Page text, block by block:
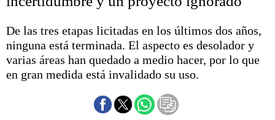
Opinión
Deportes
Escenario Olímpico
Liga del Sur
Básquetbol
Fútbol
Federal A
Aplausos
De las tres etapas licitadas en los últimos dos años,
ninguna está terminada. El aspecto es desolador y
varias áreas han quedado a medio hacer, por lo que
en gran medida está invalidado su uso.